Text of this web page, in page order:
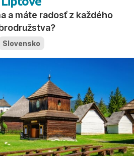
a máte radosť z každého
Slovensko